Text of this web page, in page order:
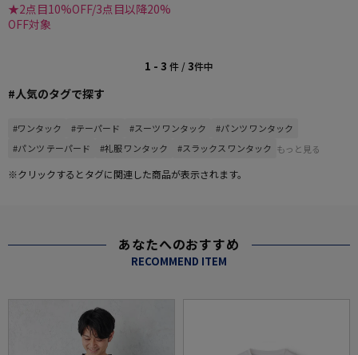
★2点目10%OFF/3点目以降20%
OFF対象
1 - 3 件 /3件中
#人気のタグで探す
#ワンタック #テーパード #スーツ ワンタック
#パンツ ワンタック
#パンツ テーパード
#礼服 ワンタック #スラックス ワンタック もっと見る
※クリックするとタグに関連した商品が表示されます。
あなたへのおすすめ
RECOMMEND ITEM